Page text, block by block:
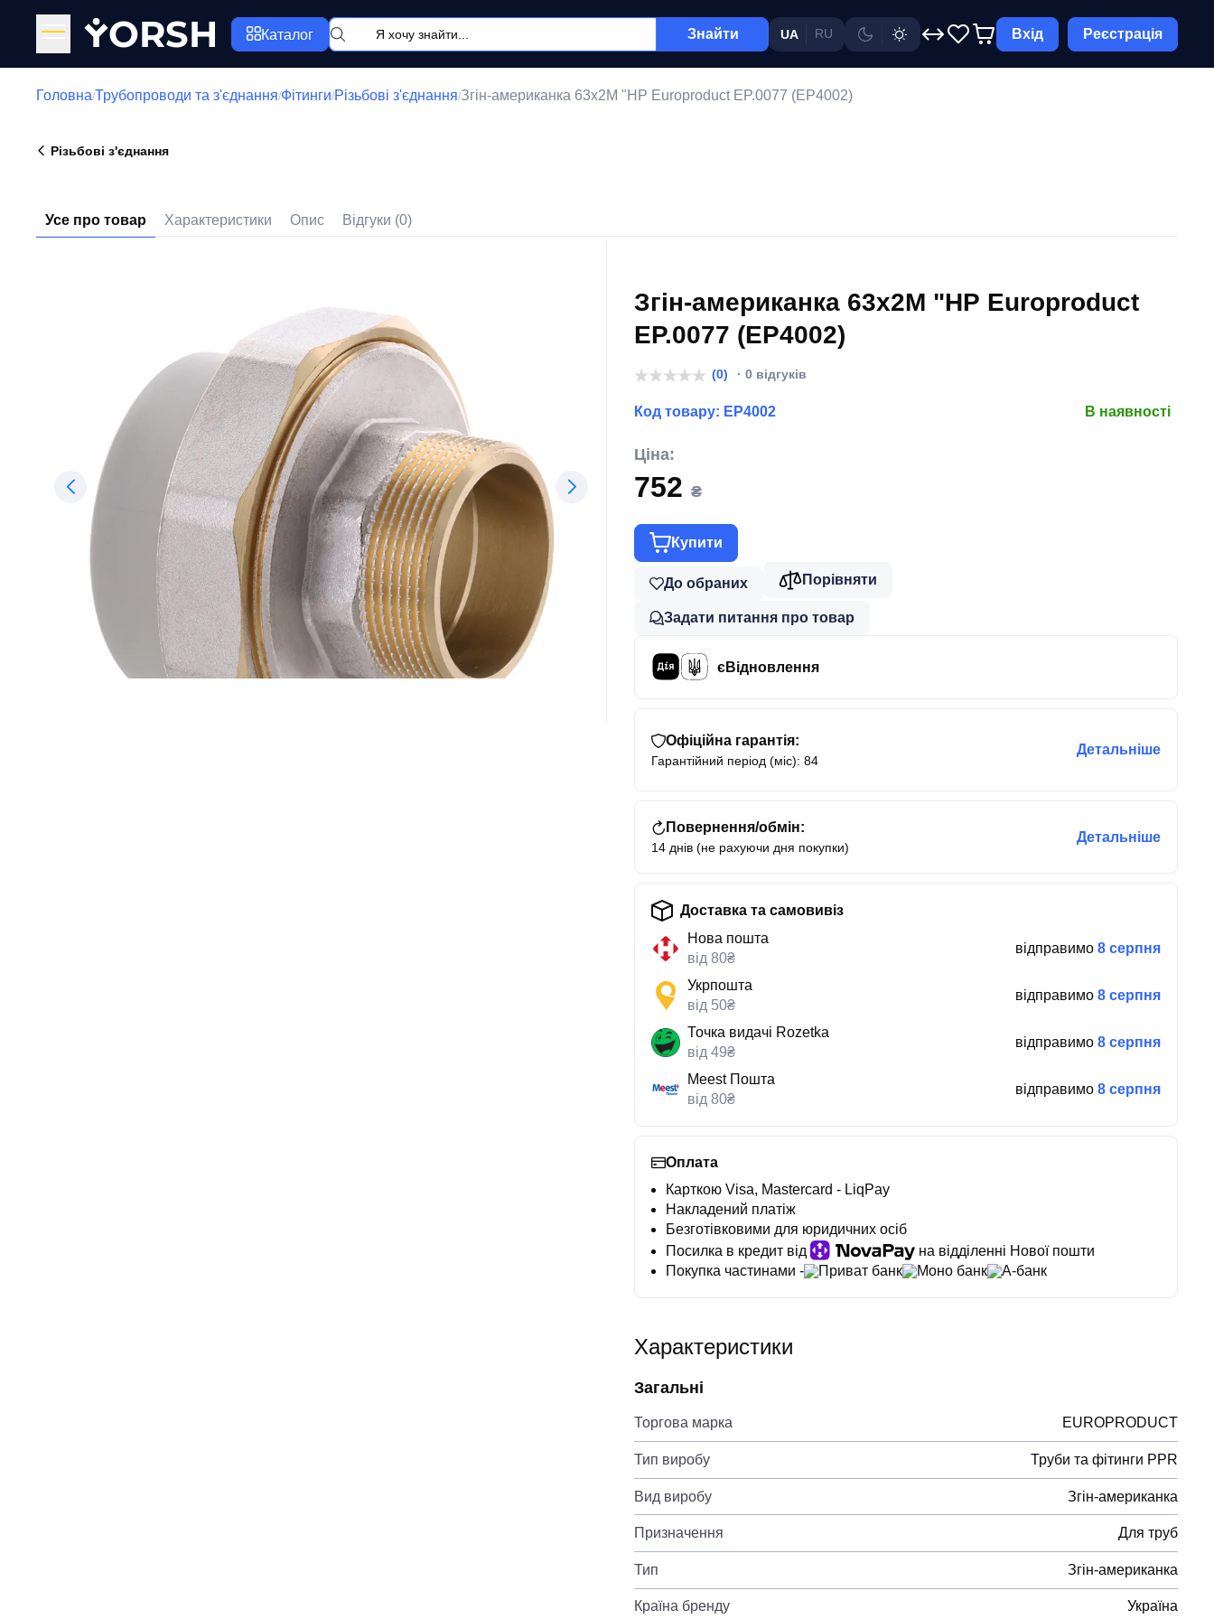
YORSH Каталог Знайти UA RU Вхід Реєстрація
Головна/Трубопроводи та з'єднання/Фітинги/Різьбові з'єднання/Згін-американка 63x2M "НР Europroduct EP.0077 (EP4002)
Різьбові з'єднання
Усе про товар Характеристики Опис Відгуки (0)
Згін-американка 63x2M "НР Europroduct
EP.0077 (EP4002)
(0) · 0 відгуків
Код товару: EP4002 В наявності
Ціна:
752 ₴
Купити
До обраних Порівняти
Задати питання про товар
єВідновлення
Офіційна гарантія:
Гарантійний період (міс): 84
Детальніше
Повернення/обмін:
14 днів (не рахуючи дня покупки)
Детальніше
Доставка та самовивіз
Нова пошта
від 80₴
відправимо 8 серпня
Укрпошта
від 50₴
відправимо 8 серпня
Точка видачі Rozetka
від 49₴
відправимо 8 серпня
Meest Пошта
від 80₴
відправимо 8 серпня
Оплата
Карткою Visa, Mastercard - LiqPay
Накладений платіж
Безготівковими для юридичних осіб
Посилка в кредит від
на відділенні Нової пошти
Покупка частинами -
Приват банк Моно банк А-банк
Характеристики
Загальні
Торгова марка EUROPRODUCT
Тип виробу Труби та фітинги PPR
Вид виробу Згін-американка
Призначення Для труб
Тип Згін-американка
Країна бренду Україна